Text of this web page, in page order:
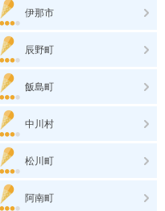
伊那市
辰野町
飯島町
中川村
松川町
阿南町